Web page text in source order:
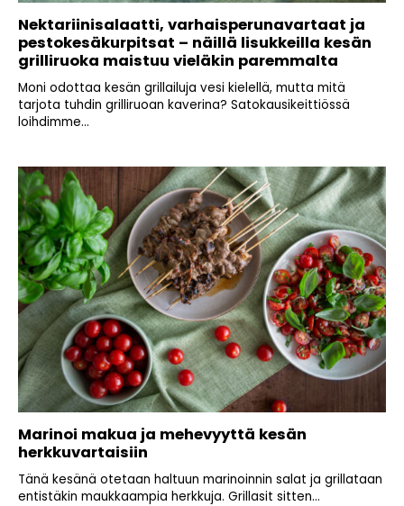
Nektariinisalaatti, varhaisperunavartaat ja
pestokesäkurpitsat – näillä lisukkeilla kesän
grilliruoka maistuu vieläkin paremmalta
Moni odottaa kesän grillailuja vesi kielellä, mutta mitä
tarjota tuhdin grilliruoan kaverina? Satokausikeittiössä
loihdimme...
Marinoi makua ja mehevyyttä kesän
herkkuvartaisiin
Tänä kesänä otetaan haltuun marinoinnin salat ja grillataan
entistäkin maukkaampia herkkuja. Grillasit sitten...